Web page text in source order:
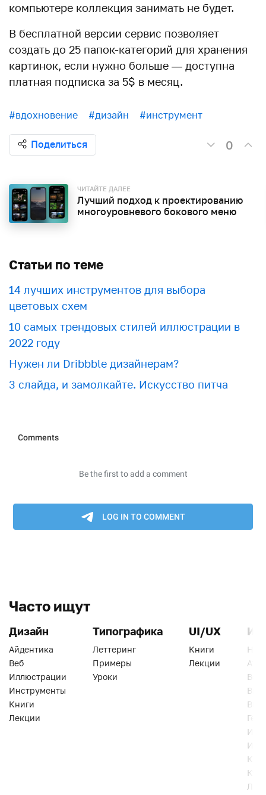
компьютере коллекция занимать не будет.
В бесплатной версии сервис позволяет
создать до 25 папок-категорий для хранения
картинок, если нужно больше — доступна
платная подписка за 5$ в месяц.
#вдохновение #дизайн #инструмент
Поделиться 0
ЧИТАЙТЕ ДАЛЕЕ
Лучший подход к проектированию
многоуровневого бокового меню
Статьи по теме
​​14 лучших инструментов для выбора
цветовых схем
10 самых трендовых стилей иллюстрации в
2022 году
Нужен ли Dribbble дизайнерам?
3 слайда, и замолкайте. Искусство питча
Часто ищут
Дизайн
Айдентика
Веб
Иллюстрации
Инструменты
Книги
Лекции
Типографика
Леттеринг
Примеры
Уроки
UI/UX
Книги
Лекции
Веб